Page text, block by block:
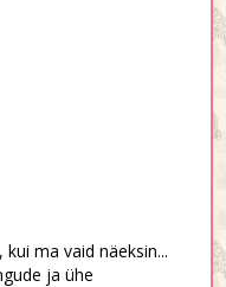
ma vaid näeksin...
ja ühe